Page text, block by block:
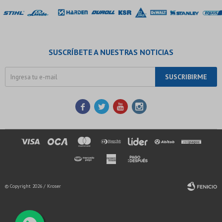
SUSCRÍBETE A NUESTRAS NOTICIAS
SUSCRIBIRME
   
© Copyright 2026 / Kroser